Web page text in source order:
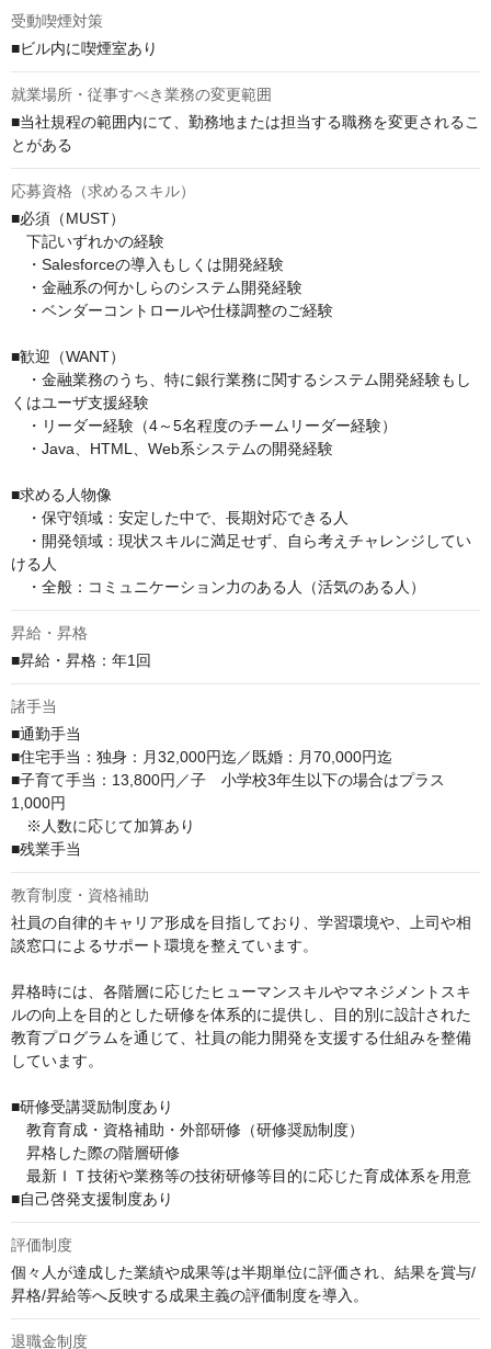
受動喫煙対策
■ビル内に喫煙室あり
就業場所・従事すべき業務の変更範囲
■当社規程の範囲内にて、勤務地または担当する職務を変更されるこ
とがある
応募資格（求めるスキル）
■必須（MUST）
下記いずれかの経験
・Salesforceの導入もしくは開発経験
・金融系の何かしらのシステム開発経験
・ベンダーコントロールや仕様調整のご経験
■歓迎（WANT）
・金融業務のうち、特に銀行業務に関するシステム開発経験もし
くはユーザ支援経験
・リーダー経験（4～5名程度のチームリーダー経験）
・Java、HTML、Web系システムの開発経験
■求める人物像
・保守領域：安定した中で、長期対応できる人
・開発領域：現状スキルに満足せず、自ら考えチャレンジしてい
ける人
・全般：コミュニケーション力のある人（活気のある人）
昇給・昇格
■昇給・昇格：年1回
諸手当
■通勤手当
■住宅手当：独身：月32,000円迄／既婚：月70,000円迄
■子育て手当：13,800円／子　小学校3年生以下の場合はプラス
1,000円
※人数に応じて加算あり
■残業手当
教育制度・資格補助
社員の自律的キャリア形成を目指しており、学習環境や、上司や相
談窓口によるサポート環境を整えています。
昇格時には、各階層に応じたヒューマンスキルやマネジメントスキ
ルの向上を目的とした研修を体系的に提供し、目的別に設計された
教育プログラムを通じて、社員の能力開発を支援する仕組みを整備
しています。
■研修受講奨励制度あり
教育育成・資格補助・外部研修（研修奨励制度）
昇格した際の階層研修
最新ＩＴ技術や業務等の技術研修等目的に応じた育成体系を用意
■自己啓発支援制度あり
評価制度
個々人が達成した業績や成果等は半期単位に評価され、結果を賞与/
昇格/昇給等へ反映する成果主義の評価制度を導入。
退職金制度